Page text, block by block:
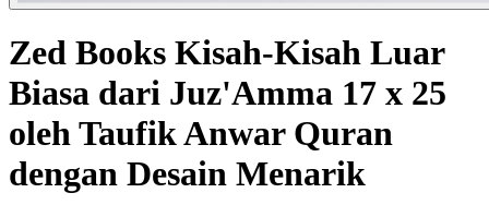
Zed Books Kisah-Kisah Luar
Biasa dari Juz'Amma 17 x 25
oleh Taufik Anwar Quran
dengan Desain Menarik